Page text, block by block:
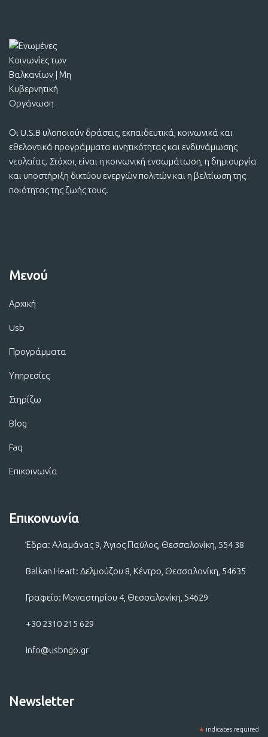
Οι U.S.B υλοποιούν δράσεις, εκπαιδευτικά, κοινωνικά και
εθελοντικά προγράμματα κινητικότητας και ενδυνάμωσης
νεολαίας. Στόχοι, είναι η κοινωνική ενσωμάτωση, η δημιουργία
και υποστήριξη δικτύου ενεργών πολιτών και η βελτίωση της
ποιότητας της ζωής τους.
Μενού
Αρχική
Usb
Προγράμματα
Υπηρεσίες
Στηρίζω
Blog
Faq
Επικοινωνία
Επικοινωνία
Έδρα: Αλαμάνας 9, Άγιος Παύλος, Θεσσαλονίκη, 554 38
Balkan Heart: Δελμούζου 8, Κέντρο, Θεσσαλονίκη, 54635
Γραφείο: Μοναστηρίου 4, Θεσσαλονίκη, 54629
+30 2310 215 629
info@usbngo.gr
Newsletter
* indicates required